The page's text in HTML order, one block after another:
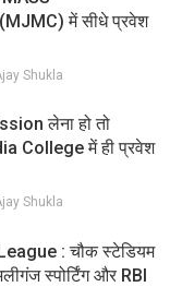
में सीधे प्रवेश
Shukla
लेना हो तो
College में ही प्रवेश
Shukla
: चौक स्टेडियम
स्पोर्टिंग और RBI